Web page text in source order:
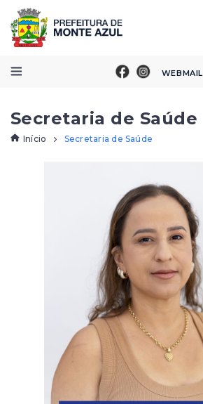
WEBMAIL
Secretaria de Saúde
Início Secretaria de Saúde